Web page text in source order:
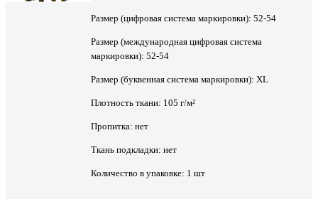
Размер (цифровая система маркировки): 52-54
Размер (международная цифровая система
маркировки): 52-54
Размер (буквенная система маркировки): XL
Плотность ткани: 105 г/м²
Пропитка: нет
Ткань подкладки: нет
Количество в упаковке: 1 шт